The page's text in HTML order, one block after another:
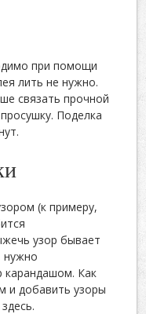
при помощи
лить не нужно.
связать прочной
Поделка
(к примеру,
узор бывает
нужно
карандашом. Как
и добавить узоры